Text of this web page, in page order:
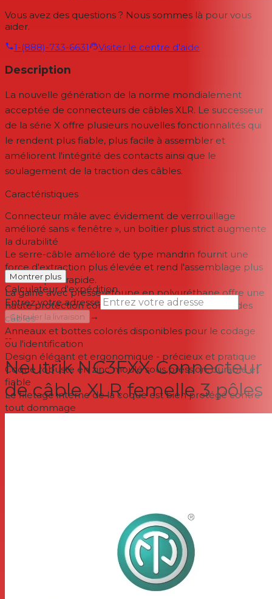
Vous avez des questions ? Nous sommes là pour vous
aider.
1-(888)-733-6631
Visiter le centre d'aide
Description
La nouvelle génération de la norme mondialement
acceptée de connecteurs de câbles XLR. Le successeur
de la série X offre plusieurs nouvelles fonctionnalités qui
le rendent plus fiable, plus facile à assembler et
améliorent l'intégrité des contacts ainsi que le
soulagement de la traction des câbles.
Caractéristiques
Connecteur mâle avec évidement de verrouillage
amélioré sans « fenêtre », un boîtier plus strict augmente
la durabilité
Le serre-câble amélioré de type mandrin fournit une
force d'extraction plus élevée et rend l'assemblage plus
facile et plus rapide.
La gaine avec presse-étoupe en polyuréthane offre une
haute protection contre les contraintes de flexion des
câbles
Anneaux et bottes colorés disponibles pour le codage
ou l'identification
Design élégant et ergonomique - précieux et pratique
Coque robuste en zinc moulé sous pression, durable et
fiable
Le filetage interne de la coque est bien protégé contre
tout dommage
Montrer plus
Calculateur d'expédition
Entrez votre adresse
Calculer la livraison
→
--
Neutrik NC3FXX Connecteur
de câble XLR femelle 3 pôles